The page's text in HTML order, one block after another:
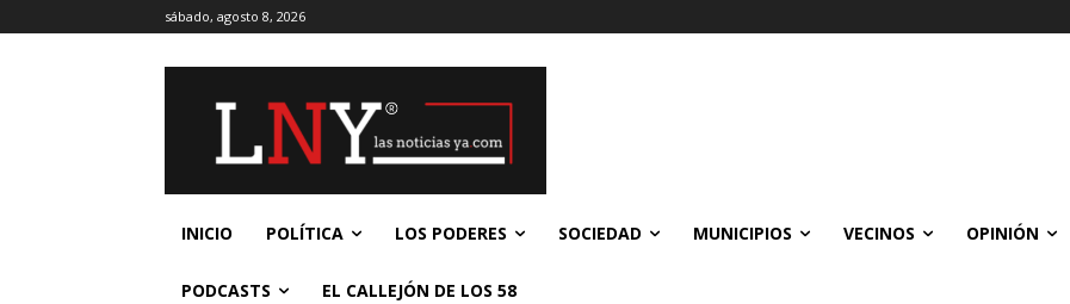
sábado, agosto 8, 2026
INICIO POLÍTICA LOS PODERES SOCIEDAD MUNICIPIOS VECINOS OPINIÓN
PODCASTS EL CALLEJÓN DE LOS 58